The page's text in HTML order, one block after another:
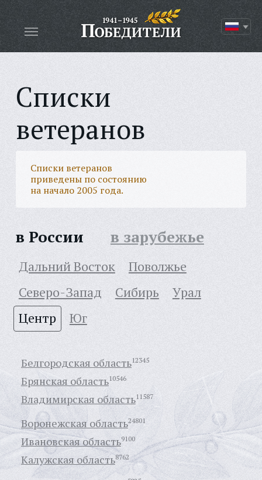
Списки
ветеранов
Списки ветеранов
приведены по состоянию
на начало 2005 года.
в России в зарубежье
Дальний Восток
Поволжье
Северо-Запад
Сибирь
Урал
Центр
Юг
Белгородская область12345
Брянская область10546
Владимирская область11587
Воронежская область24801
Ивановская область9100
Калужская область8762